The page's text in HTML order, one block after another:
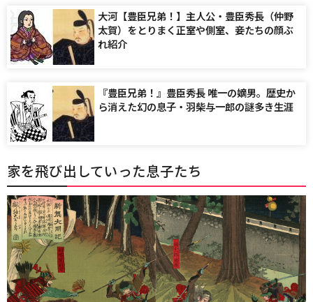
大河【豊臣兄弟！】主人公・豊臣秀長（仲野
太賀）をとりまく正室や側室、妾たちの顔ぶ
れ紹介
『豊臣兄弟！』豊臣秀長 唯一の嫡男。歴史か
ら消えた幻の息子・羽柴与一郎の謎多き生涯
家を飛び出していった息子たち